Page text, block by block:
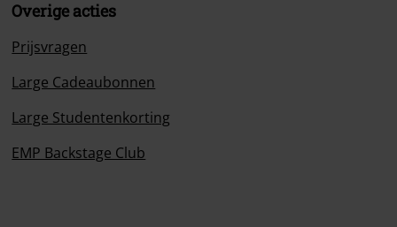
Overige acties
Prijsvragen
Large Cadeaubonnen
Large Studentenkorting
EMP Backstage Club